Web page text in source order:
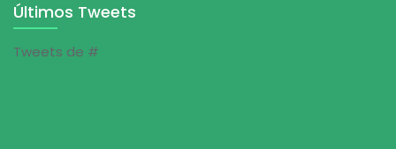
Últimos Tweets
Tweets de #